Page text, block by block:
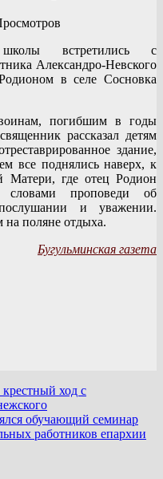
встретились с
Александро-Невского
в селе Сосновка
погибшим в годы
рассказал детям
здание,
все поднялись наверх, к
где отец Родион
проповеди об
и уважении.
поляне отдыха.
Бугульминская газета
ход с
обучающий семинар
работников епархии